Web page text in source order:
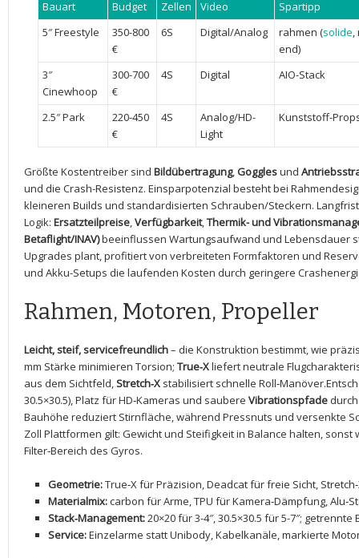
Bauart Budget Zellen Video
Spartipp
5″ Freestyle
350-800
€
6S Digital/Analog rahmen ‌(solide,
end)
3″
Cinewhoop
300-700
€
4S Digital AIO-Stack
2.5″ Park
220-450
€
4S
Analog/HD-
Light
Kunststoff-
Größte Kostentreiber sind Bildübertragung, Gogglesund‍
und die Crash-Resistenz. Einsparpotenzial besteht bei
kleineren ‌Builds‌ und‌ standardisierten Schrauben/Steckern.
Logik: Ersatzteilpreise,Verfügbarkeit,‍Thermik- und
⁤Betaflight/INAV)beeinflussen Wartungsaufwand und​ Lebensdauer
Upgrades plant, profitiert von ‌verbreiteten Formfaktoren⁣ und
und Akku-Setups die laufenden⁤ Kosten durch geringere
Rahmen, Motoren, Propeller
Leicht, steif,​ servicefreundlich– die Konstruktion bestimmt, wie
mm Stärke minimieren Torsion; True‑Xliefert neutrale
aus dem Sichtfeld,Stretch‑X stabilisiert schnelle
30.5×30.5), Platz für HD‑Kameras⁢ und⁣ saubere Vibrationspfade
Bauhöhe reduziert Stirnfläche, während Pressnuts und versenkte
Zoll Plattformen gilt: ⁤Gewicht und Steifigkeit in Balance ⁢halten,
Filter‑Bereich ‌des Gyros.
Geometrie:True‑X für ⁤Präzision, Deadcat für‍ freie Sicht,
Materialmix:carbon für Arme, TPU für Kamera‑Dämpfung,
Stack‑Management:20×20 für 3-4″, 30.5×30.5 ​für ​5-7″;
Service:Einzelarme statt Unibody,‍ Kabelkanäle, markierte